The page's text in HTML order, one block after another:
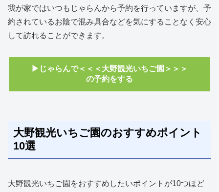
我が家ではいつもじゃらんから予約を行っていますが、予
約されているお陰で混み具合などを気にすることなく安心
して訪れることができます。
▶じゃらんで＜＜＜大野観光いちご園＞＞＞
の予約をする
大野観光いちご園のおすすめポイント
10選
大野観光いちご園をおすすめしたいポイントが10つほど